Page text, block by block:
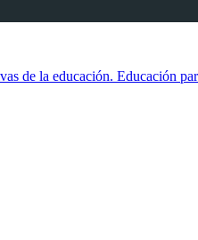
de la educación. Educación